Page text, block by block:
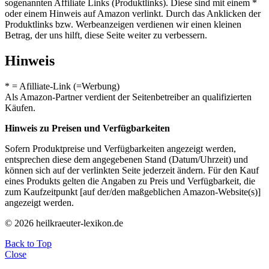
sogenannten Affiliate Links (Produktlinks). Diese sind mit einem *
oder einem Hinweis auf Amazon verlinkt. Durch das Anklicken der
Produktlinks bzw. Werbeanzeigen verdienen wir einen kleinen
Betrag, der uns hilft, diese Seite weiter zu verbessern.
Hinweis
* = Afilliate-Link (=Werbung)
Als Amazon-Partner verdient der Seitenbetreiber an qualifizierten
Käufen.
Hinweis zu Preisen und Verfügbarkeiten
Sofern Produktpreise und Verfügbarkeiten angezeigt werden,
entsprechen diese dem angegebenen Stand (Datum/Uhrzeit) und
können sich auf der verlinkten Seite jederzeit ändern. Für den Kauf
eines Produkts gelten die Angaben zu Preis und Verfügbarkeit, die
zum Kaufzeitpunkt [auf der/den maßgeblichen Amazon-Website(s)]
angezeigt werden.
© 2026 heilkraeuter-lexikon.de
Back to Top
Close